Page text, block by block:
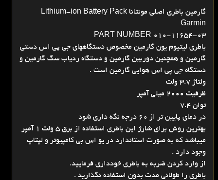
گارمین باطری اصلی مونتانا Lithium-ion Battery Pack
Garmin
PART NUMBER 010-11654-03
باطری لیتیوم یون گارمین مخصوص دستگاههای جی پی اس دستی
گارمین و همچنین دوربین گارمین و دستگاه ردیاب سگ گارمین و
دستگاه جی پی اس هوایی گارمین است .
ولتاژ 3.7 ولت
ظرفیت 2000 میلی آمپر
توان 7.4
در دمای پایین تر از 60 درجه نگه داری شود
بهترین روش برای شارژ این باطری استفاده از برق 5 ولت 1 آمپر
میباشد که به صورت استاندارد در یو اس بی کامپیوتر و لپتاپ
وجود دارد .
از وارد کردن ضربه به باطری خودداری فرمایید.
باطری را طولانی مدت بدون استفاده نگذارید .